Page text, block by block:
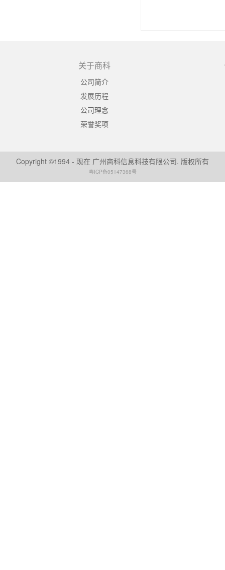
关于商科
公司简介
发展历程
公司理念
荣誉奖项
Copyright ©1994 - 现在 广州商科信息科技有限公司. 版权所有
粤ICP备05147368号